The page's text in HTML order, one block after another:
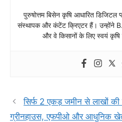
पुरुषोत्तम बिसेन कृषि आधारित
संस्थापक और कंटेंट क्रिएटर हैं। उन्होंने
और वे किसानों के लिए स्वयं
सिर्फ 2 एकड़ जमीन से लाखों
ग्रीनहाउस, एफपीओ और आधुनिक